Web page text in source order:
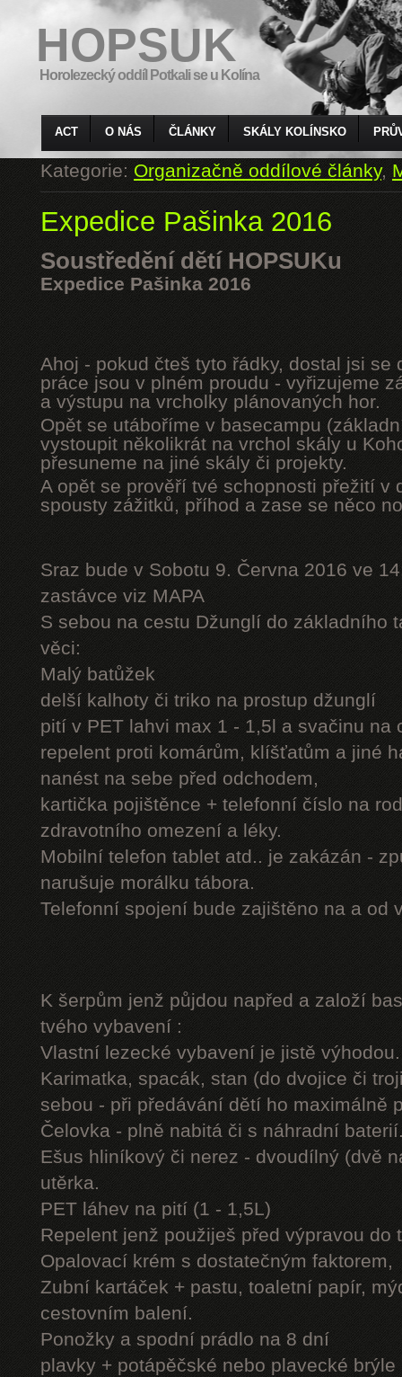
HOPSUK
Horolezecký oddíl Potkali se u Kolína
ACT O NÁS ČLÁNKY SKÁLY KOLÍNSKO
Kategorie:Organizačně oddílové články,
Expedice Pašinka 2016
Soustředění dětí HOPSUKu
Expedice Pašinka 2016
Ahoj - pokud čteš tyto řádky, dostal jsi se
práce jsou v plném proudu - vyřizujeme
a výstupu na vrcholky plánovaných hor.
Opět se utáboříme v basecampu
vystoupit několikrát na vrchol skály u
přesuneme na jiné skály či projekty.
A opět se prověří tvé schopnosti přežití v
spousty zážitků, příhod a zase se něco
Sraz bude v Sobotu 9. Června 2016 ve
zastávce viz MAPA
S sebou na cestu Džunglí do základního
věci:
Malý batůžek
delší kalhoty či triko na prostup džunglí
pití v PET lahvi max 1 - 1,5l a svačinu na
repelent proti komárům, klíšťatům a jiné
nanést na sebe před odchodem,
kartička pojištěnce + telefonní číslo na
zdravotního omezení a léky.
Mobilní telefon tablet atd.. je zakázán -
narušuje morálku tábora.
Telefonní spojení bude zajištěno na a od
K šerpům jenž půjdou napřed a založí
tvého vybavení :
Vlastní lezecké vybavení je jistě výhodou.
Karimatka, spacák, stan (do dvojice či
sebou - při předávání dětí ho maximálně
Čelovka - plně nabitá či s náhradní
Ešus hliníkový či nerez - dvoudílný (dvě
utěrka.
PET láhev na pití (1 - 1,5L)
Repelent jenž použiješ před výpravou do
Opalovací krém s dostatečným faktorem,
Zubní kartáček + pastu, toaletní papír,
cestovním balení.
Ponožky a spodní prádlo na 8 dní
plavky + potápěčské nebo plavecké brýle